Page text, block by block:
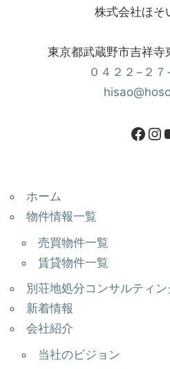
株式会社ほそ
東京都武蔵野市吉祥寺
０４２２−２７
ホーム
物件情報一覧
売買物件一覧
賃貸物件一覧
別荘地処分コンサルティン
新着情報
会社紹介
当社のビジョン